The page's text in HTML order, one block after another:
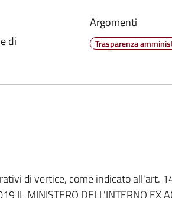
di
Argomenti
Trasparenza
di vertice, come indicato all'art.
MINISTERO DELL'INTERNO EX